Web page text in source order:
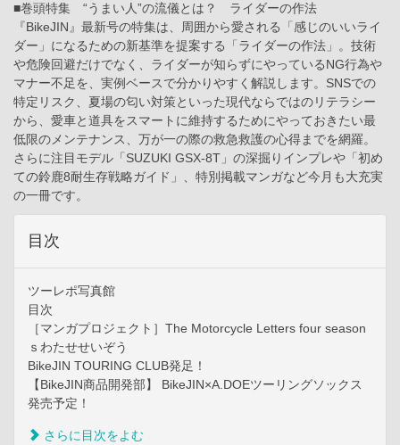
■巻頭特集 “うまい人”の流儀とは？ ライダーの作法
『BikeJIN』最新号の特集は、周囲から愛される「感じのいいライ
ダー」になるための新基準を提案する「ライダーの作法」。技術
や危険回避だけでなく、ライダーが知らずにやっているNG行為や
マナー不足を、実例ベースで分かりやすく解説します。SNSでの
特定リスク、夏場の匂い対策といった現代ならではのリテラシー
から、愛車と道具をスマートに維持するためにやっておきたい最
低限のメンテナンス、万が一の際の救急救護の心得までを網羅。
さらに注目モデル「SUZUKI GSX-8T」の深掘りインプレや「初め
ての鈴鹿8耐生存戦略ガイド」、特別掲載マンガなど今月も大充実
の一冊です。
目次
ツーレポ写真館
目次
［マンガプロジェクト］The Motorcycle Letters four season
ｓわたせせいぞう
BikeJIN TOURING CLUB発足！
【BikeJIN商品開発部】 BikeJIN×A.DOEツーリングソックス
発売予定！
さらに目次をよむ